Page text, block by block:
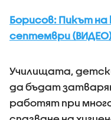
Борисов: Пикът
септември
Училищата,
да бъдат
работят при